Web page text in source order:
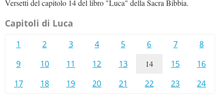
Versetti del capitolo 14 del libro "Luca" della Sacra Bibbia.
Capitoli di Luca
1 2 3 4 5 6 7
8
9
10 11 12 13 14 15
16
17
18 19 20 21 22 23 24